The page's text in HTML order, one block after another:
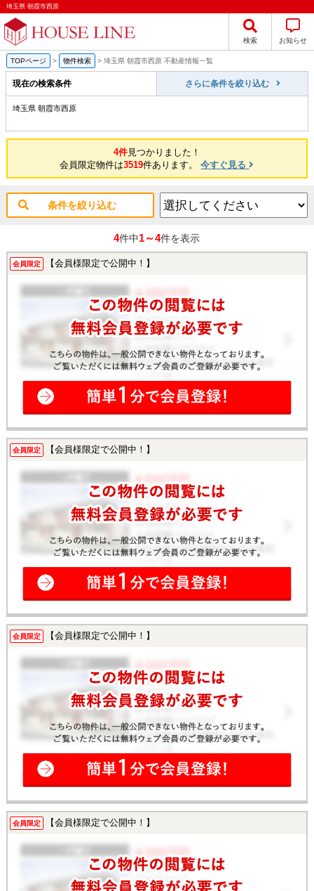
埼玉県 朝霞市西原
検索 お知らせ
TOPページ > 物件検索 > 埼玉県 朝霞市西原 不動産情報一覧
現在の検索条件 さらに条件を絞り込む
埼玉県 朝霞市西原
4件見つかりました！
会員限定物件は3519件あります。今すぐ見る
条件を絞り込む
4件中1～4件を表示
会員限定 【会員様限定で公開中！】
会員限定 【会員様限定で公開中！】
会員限定 【会員様限定で公開中！】
会員限定 【会員様限定で公開中！】